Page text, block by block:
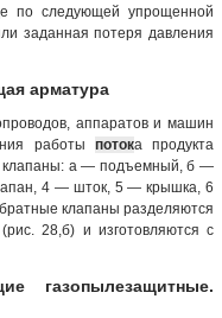
по следующей упрощенной
заданная потеря давления
арматура
аппаратов и машин
работы потока продукта
клапаны: а — подъемный, б —
4 — шток, 5 — крышка, 6
клапаны разделяются
28,б) и изготовляются с
газопылезащитные.